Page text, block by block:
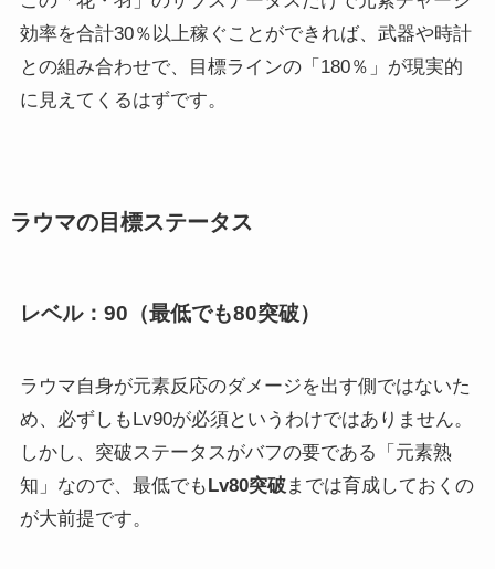
効率を合計30％以上稼ぐことができれば、武器や時計
との組み合わせで、目標ラインの「180％」が現実的
に見えてくるはずです。
ラウマの目標ステータス
レベル：90（最低でも80突破）
ラウマ自身が元素反応のダメージを出す側ではないた
め、必ずしもLv90が必須というわけではありません。
しかし、突破ステータスがバフの要である「元素熟
知」なので、最低でもLv80突破までは育成しておくの
が大前提です。